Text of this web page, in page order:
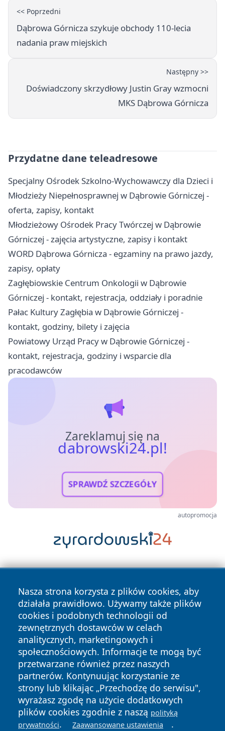
<< Poprzedni
Dąbrowa Górnicza szykuje obchody 110-lecia
nadania praw miejskich
Następny >>
Doświadczony skrzydłowy Justin Gray wzmocni
MKS Dąbrowa Górnicza
Przydatne dane teleadresowe
Specjalny Ośrodek Szkolno-Wychowawczy dla Dzieci i
Młodzieży Niepełnosprawnej w Dąbrowie Górniczej -
oferta, zapisy, kontakt
Młodzieżowy Ośrodek Pracy Twórczej w Dąbrowie
Górniczej - zajęcia artystyczne, zapisy i kontakt
WORD Dąbrowa Górnicza - egzaminy na prawo jazdy,
zapisy, opłaty
Zagłębiowskie Centrum Onkologii w Dąbrowie
Górniczej - kontakt, rejestracja, oddziały i poradnie
Pałac Kultury Zagłębia w Dąbrowie Górniczej -
kontakt, godziny, bilety i zajęcia
Powiatowy Urząd Pracy w Dąbrowie Górniczej -
kontakt, rejestracja, godziny i wsparcie dla
pracodawców
Zareklamuj się na
dabrowski24.pl!
SPRAWDŹ SZCZEGÓŁY
autopromocja
Nasza strona korzysta z plików cookies, aby
działała prawidłowo. Używamy także plików
cookies i podobnych technologii od
zewnętrznych dostawców w celach
analitycznych, marketingowych i
społecznościowych. Informacje te mogą być
przetwarzane również przez naszych
partnerów. Kontynuując korzystanie ze
strony lub klikając „Przechodzę do serwisu",
wyrażasz zgodę na użycie dodatkowych
plików cookies zgodnie z naszą polityką
prywatności. Zaawansowane ustawienia .
Copyright © 2026 dabrowski24.pl Wszystkie prawa
zastrzeżone.
News Autorzy
Polityka
Prywatności
Polityka
Cookies